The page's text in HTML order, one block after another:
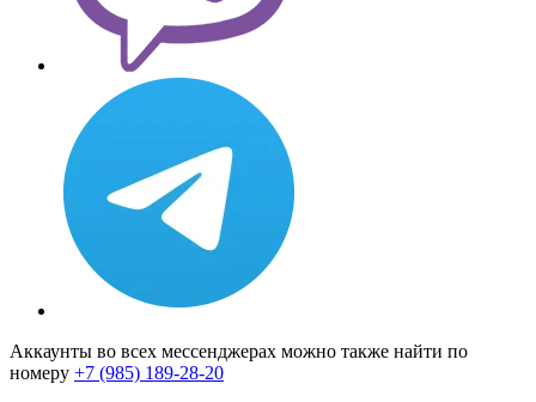
Аккаунты во всех мессенджерах можно также найти по
номеру +7 (985) 189-28-20